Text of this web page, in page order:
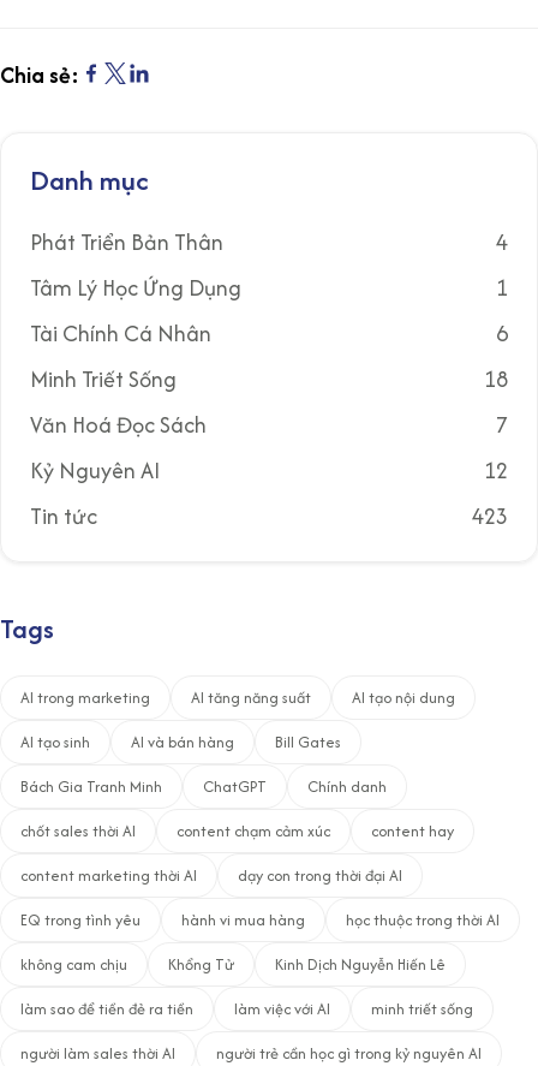
Chia sẻ:
Danh mục
Phát Triển Bản Thân
4
Tâm Lý Học Ứng Dụng
1
Tài Chính Cá Nhân
6
Minh Triết Sống
18
Văn Hoá Đọc Sách
7
Kỷ Nguyên AI
12
Tin tức
423
Tags
AI trong marketing AI tăng năng suất
AI tạo nội dung
AI tạo sinh
AI và bán hàng
Bill Gates
Bách Gia Tranh Minh
ChatGPT
Chính danh
chốt sales thời AI
content chạm cảm xúc
content hay
content marketing thời AI
dạy con trong thời đại AI
EQ trong tình yêu
hành vi mua hàng
học thuộc trong thời AI
không cam chịu
Khổng Tử
Kinh Dịch Nguyễn Hiến Lê
làm sao để tiền đẻ ra tiền
làm việc với AI
minh triết sống
người làm sales thời AI
người trẻ cần học gì trong kỷ nguyên AI